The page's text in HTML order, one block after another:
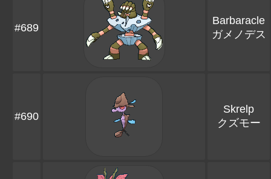
#689
Barbaracle
ガメノデス
#690
Skrelp
クズモー